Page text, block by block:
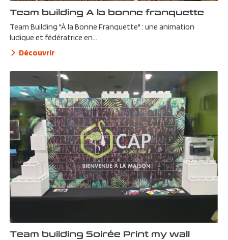
Team building A la bonne franquette
Team Building "À la Bonne Franquette" : une animation
ludique et fédératrice en...
Découvrir
Team building Soirée Print my wall